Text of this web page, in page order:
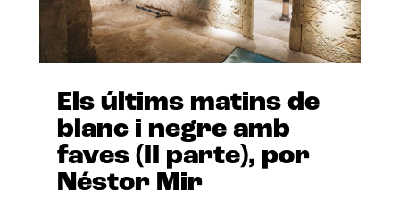
Els últims matins de
blanc i negre amb
faves (II parte), por
Néstor Mir